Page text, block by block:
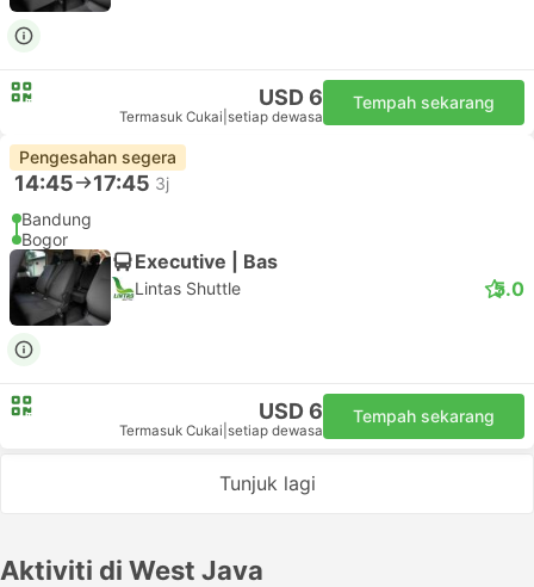
USD 6
Termasuk Cukai setiap dewasa
Tempah sekarang
Pengesahan segera
14:45 17:45 3j
Bandung
Bogor
Executive | Bas
Lintas Shuttle 5.0
USD 6
Termasuk Cukai setiap dewasa
Tempah sekarang
Tunjuk lagi
Aktiviti di West Java